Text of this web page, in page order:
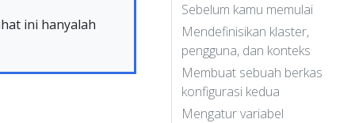
ini hanyalah
Sebelum kamu memulai
Mendefinisikan klaster,
pengguna, dan konteks
Membuat sebuah berkas
konfigurasi kedua
Mengatur variabel